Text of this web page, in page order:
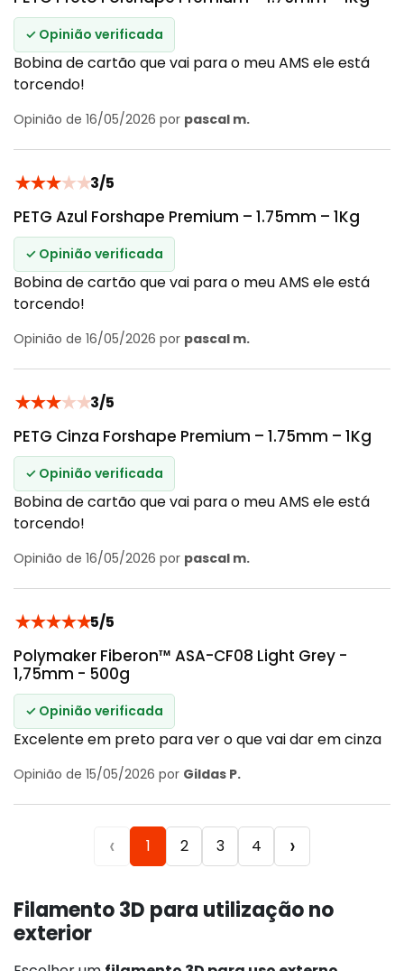
✓ Opinião verificada
Bobina de cartão que vai para o meu AMS ele está
torcendo!
Opinião de 16/05/2026 por pascal m.
★★★★★3/5
PETG Azul Forshape Premium – 1.75mm – 1Kg
✓ Opinião verificada
Bobina de cartão que vai para o meu AMS ele está
torcendo!
Opinião de 16/05/2026 por pascal m.
★★★★★3/5
PETG Cinza Forshape Premium – 1.75mm – 1Kg
✓ Opinião verificada
Bobina de cartão que vai para o meu AMS ele está
torcendo!
Opinião de 16/05/2026 por pascal m.
★★★★★5/5
Polymaker Fiberon™ ASA-CF08 Light Grey -
1,75mm - 500g
✓ Opinião verificada
Excelente em preto para ver o que vai dar em cinza
Opinião de 15/05/2026 por Gildas P.
‹ 1 2 3 4 ›
Filamento 3D para utilização no
exterior